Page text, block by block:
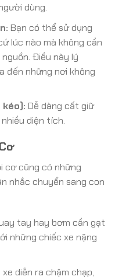
dùng.
Bạn có thể sử dụng
lúc nào mà không cần
Điều này lý
đến những nơi không
kéo): Dễ dàng cất giữ
diện tích.
cơ cũng có những
nhắc chuyển sang con
tay hay bơm cần gạt
những chiếc xe nặng
diễn ra chậm chạp,